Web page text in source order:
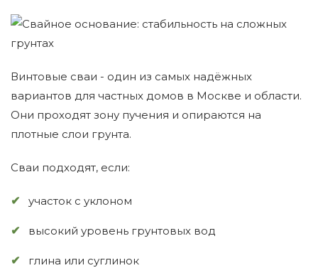
Винтовые сваи - один из самых надёжных
вариантов для частных домов в Москве и области.
Они проходят зону пучения и опираются на
плотные слои грунта.
Сваи подходят, если:
участок с уклоном
высокий уровень грунтовых вод
глина или суглинок